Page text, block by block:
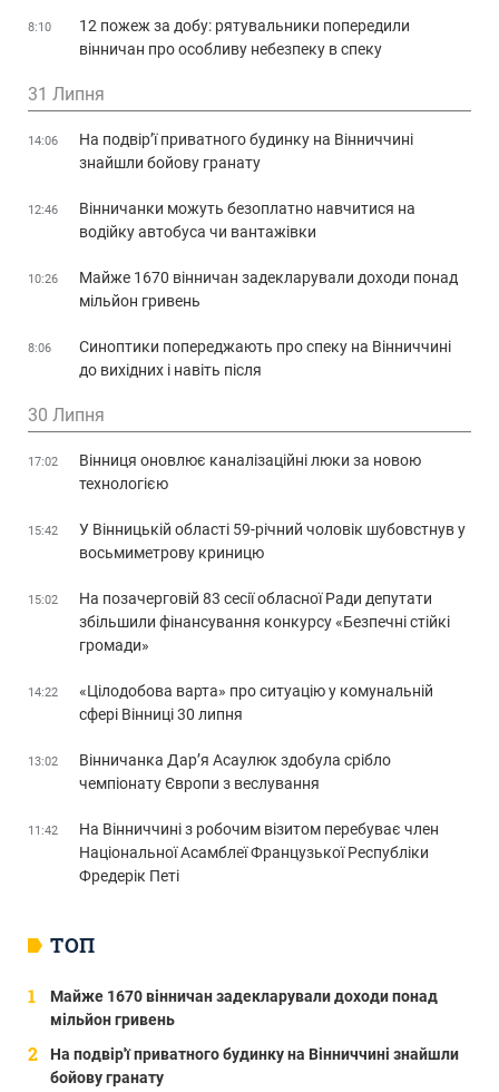
ТОП
Майже 1670 вінничан задекларували доходи понад
мільйон гривень
На подвір'ї приватного будинку на Вінниччині знайшли
бойову гранату
8:10
12 пожеж за добу: рятувальники попередили
вінничан про особливу небезпеку в спеку
31 Липня
14:06
На подвір’ї приватного будинку на Вінниччині
знайшли бойову гранату
12:46
Вінничанки можуть безоплатно навчитися на
водійку автобуса чи вантажівки
10:26
Майже 1670 вінничан задекларували доходи понад
мільйон гривень
8:06
Синоптики попереджають про спеку на Вінниччині
до вихідних і навіть після
30 Липня
17:02
Вінниця оновлює каналізаційні люки за новою
технологією
15:42
У Вінницькій області 59-річний чоловік шубовстнув у
восьмиметрову криницю
15:02
На позачерговій 83 сесії обласної Ради депутати
збільшили фінансування конкурсу «Безпечні стійкі
громади»
14:22
«Цілодобова варта» про ситуацію у комунальній
сфері Вінниці 30 липня
13:02
Вінничанка Дар’я Асаулюк здобула срібло
чемпіонату Європи з веслування
11:42
На Вінниччині з робочим візитом перебуває член
Національної Асамблеї Французької Республіки
Фредерік Петі